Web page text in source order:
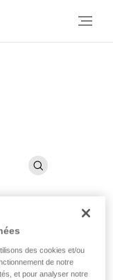
(pack de 5)
des cookies et/ou
de notre
et pour analyser notre